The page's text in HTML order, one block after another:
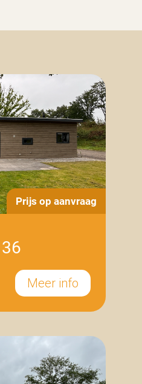
Prijs op aanvraag
Meer info